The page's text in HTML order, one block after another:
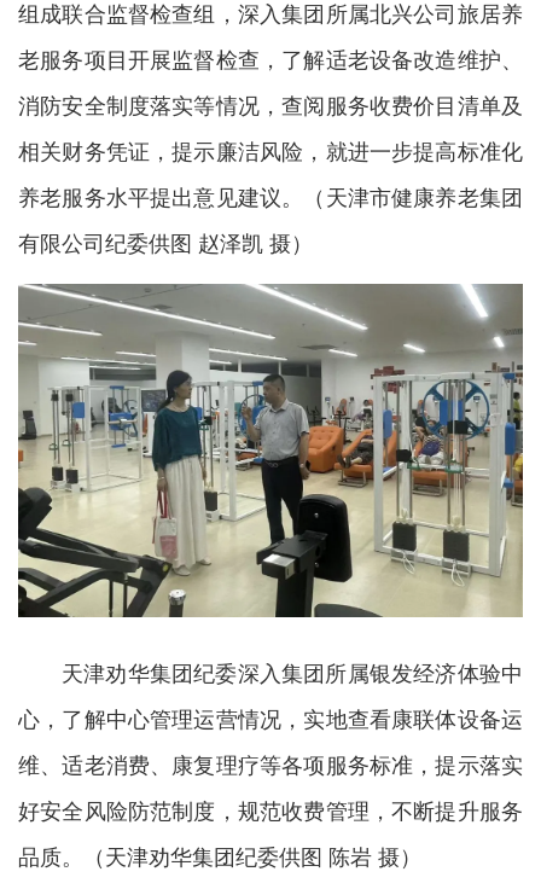
组成联合监督检查组，深入集团所属北兴公司旅居养
老服务项目开展监督检查，了解适老设备改造维护、
消防安全制度落实等情况，查阅服务收费价目清单及
相关财务凭证，提示廉洁风险，就进一步提高标准化
养老服务水平提出意见建议。（天津市健康养老集团
有限公司纪委供图 赵泽凯 摄）
天津劝华集团纪委深入集团所属银发经济体验中
心，了解中心管理运营情况，实地查看康联体设备运
维、适老消费、康复理疗等各项服务标准，提示落实
好安全风险防范制度，规范收费管理，不断提升服务
品质。（天津劝华集团纪委供图 陈岩 摄）